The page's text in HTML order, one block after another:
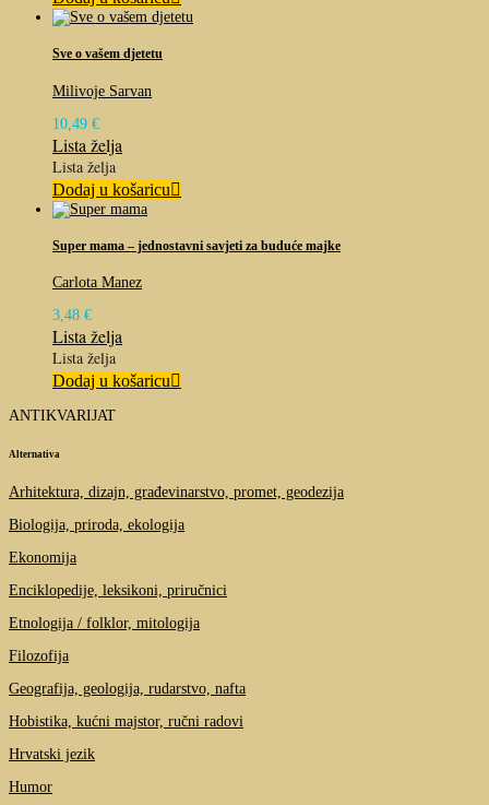
Sve o vašem djetetu
Milivoje Sarvan
10,49 €
Lista želja
Lista želja
Dodaj u košaricu
Super mama – jednostavni savjeti za buduće majke
Carlota Manez
3,48 €
Lista želja
Lista želja
Dodaj u košaricu
ANTIKVARIJAT
Alternativa
Arhitektura, dizajn, građevinarstvo, promet, geodezija
Biologija, priroda, ekologija
Ekonomija
Enciklopedije, leksikoni, priručnici
Etnologija / folklor, mitologija
Filozofija
Geografija, geologija, rudarstvo, nafta
Hobistika, kućni majstor, ručni radovi
Hrvatski jezik
Humor